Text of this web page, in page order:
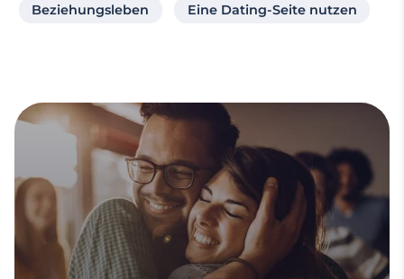
Beziehungsleben Eine Dating-Seite nutzen